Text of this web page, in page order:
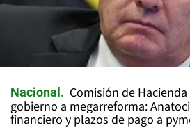
Nacional
Comisión de
gobierno a megarreforma:
financiero y plazos de pago a